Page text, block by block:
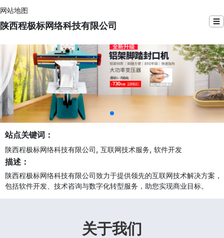
网站地图
陕西程极标网络科技有限公司 ☰
站点关键词：
陕西程极标网络科技有限公司, 互联网技术服务, 软件开发
描述：
陕西程极标网络科技有限公司致力于提供领先的互联网技术解决方案，
包括软件开发、技术咨询与数字化转型服务，助您实现商业目标。
关于我们